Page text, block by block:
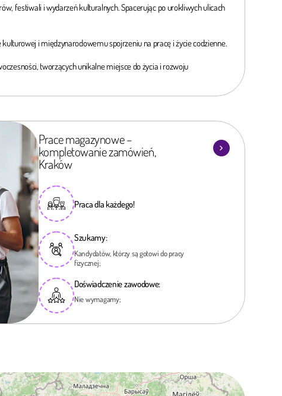
festiwali i wydarzeń kulturalnych. Spacerując po urokliwych ulicach
i międzynarodowemu spojrzeniu na pracę i życie codzienne.
tworzących unikalne miejsce do życia i rozwoju
Prace magazynowe –
kompletowanie zamówień,
Kraków
Praca dla każdego!
Szukamy:
Kandydatów, którzy są gotowi do pracy
fizycznej;
Doświadczenie zawodowe:
Nie wymagamy;